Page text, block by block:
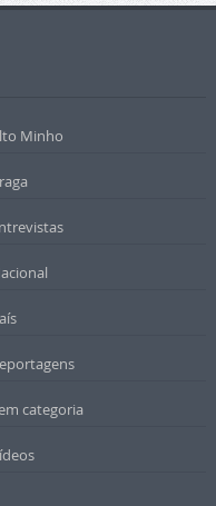
Minho
categoria